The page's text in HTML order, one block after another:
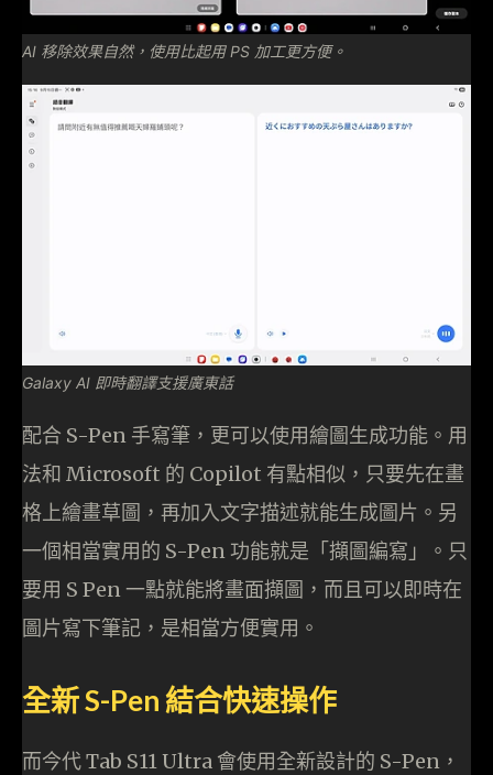
AI 移除效果自然，使用比起用 PS 加工更方便。
Galaxy AI 即時翻譯支援廣東話
配合 S-Pen 手寫筆，更可以使用繪圖生成功能。用
法和 Microsoft 的 Copilot 有點相似，只要先在畫
格上繪畫草圖，再加入文字描述就能生成圖片。另
一個相當實用的 S-Pen 功能就是「擷圖編寫」。只
要用 S Pen 一點就能將畫面擷圖，而且可以即時在
圖片寫下筆記，是相當方便實用。
全新 S-Pen 結合快速操作
而今代 Tab S11 Ultra 會使用全新設計的 S-Pen，